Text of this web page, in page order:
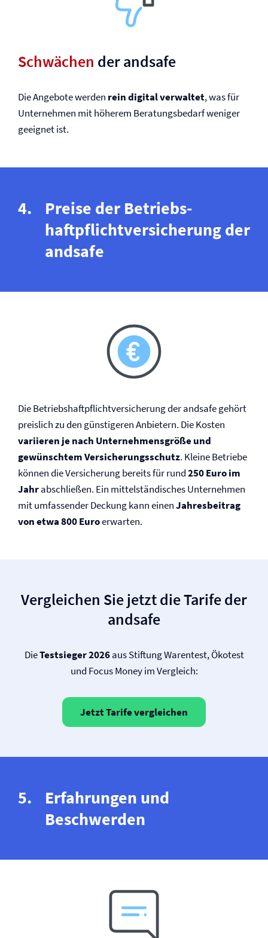
Schwächen der andsafe
Die Angebote werden rein digital verwaltet, was für
Unternehmen mit höherem Beratungsbedarf weniger
geeignet ist.
Preise der Betriebs­
haftpflicht­versicherung der
andsafe
Die Betriebs­haftpflicht­versicherung der andsafe gehört
preislich zu den günstigeren Anbietern. Die Kosten
variieren je nach Unternehmensgröße und
gewünschtem Versicherungsschutz. Kleine Betriebe
können die Versicherung bereits für rund250 Euro im
Jahrabschließen. Ein mittelständisches Unternehmen
mit umfassender Deckung kann einenJahresbeitrag
von etwa 800 Euroerwarten.
Vergleichen Sie jetzt die Tarife der
andsafe
DieTestsieger 2026aus Stiftung Warentest, Ökotest
und Focus Money im Vergleich:
Jetzt Tarife vergleichen
Erfahrungen und
Beschwerden